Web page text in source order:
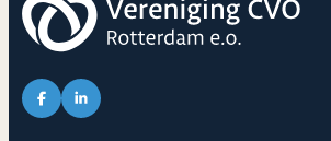
Link naar Facebook pagina van CVO
Link naar LinkedIn pagina van CVO